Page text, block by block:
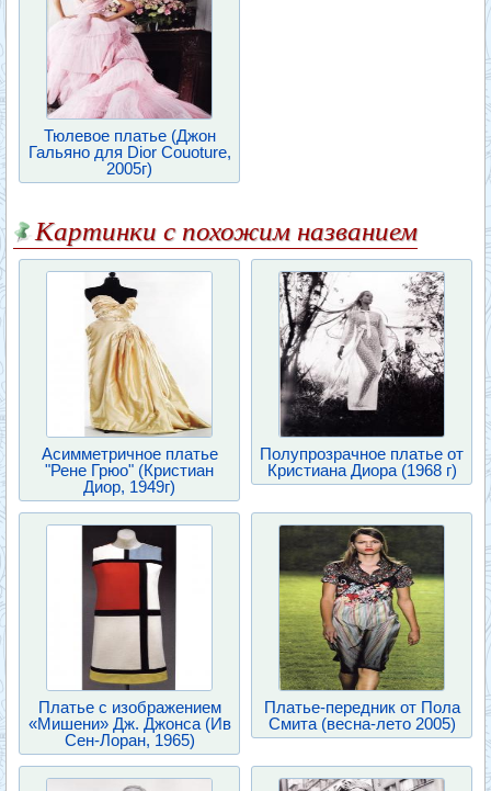
Тюлевое платье (Джон
Гальяно для Dior Couoture,
2005г)
Картинки с похожим названием
Асимметричное платье
"Рене Грюо" (Кристиан
Диор, 1949г)
Полупрозрачное платье от
Кристиана Диора (1968 г)
Платье с изображением
«Мишени» Дж. Джонса (Ив
Сен-Лоран, 1965)
Платье-передник от Пола
Смита (весна-лето 2005)